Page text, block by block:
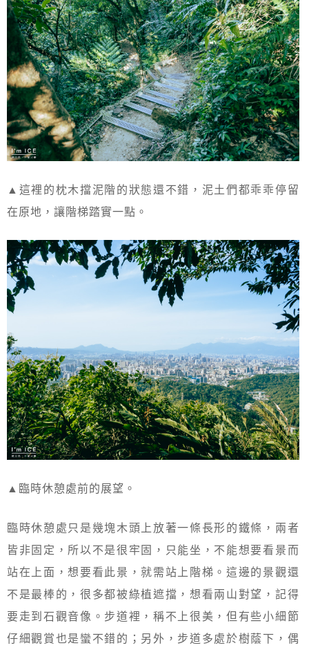
▲這裡的枕木擋泥階的狀態還不錯，泥土們都乖乖停留
在原地，讓階梯踏實一點。
▲臨時休憩處前的展望。
臨時休憩處只是幾塊木頭上放著一條長形的鐵條，兩者
皆非固定，所以不是很牢固，只能坐，不能想要看景而
站在上面，想要看此景，就需站上階梯。這邊的景觀還
不是最棒的，很多都被綠植遮擋，想看兩山對望，記得
要走到石觀音像。步道裡，稱不上很美，但有些小細節
仔細觀賞也是蠻不錯的；另外，步道多處於樹蔭下，偶